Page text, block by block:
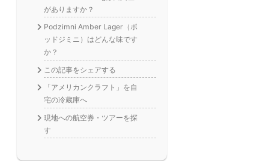
がありますか？
Podzimni Amber Lager（ポ
ッドジミニ）はどんな味です
か？
この記事をシェアする
「アメリカンクラフト」を自
宅の冷蔵庫へ
現地への航空券・ツアーを探
す